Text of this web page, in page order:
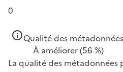
0
Qualité des
À améliorer(56 %)
La qualité des